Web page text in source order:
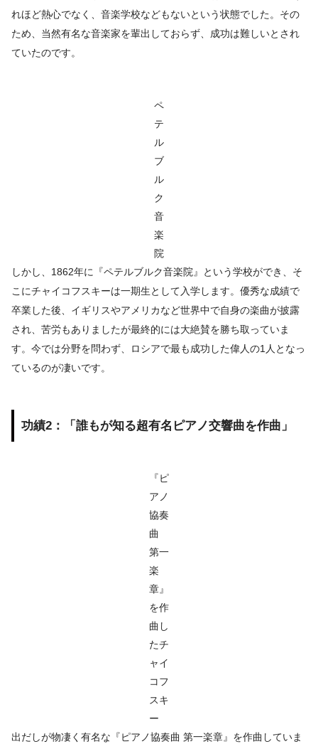
れほど熱心でなく、音楽学校などもないという状態でした。その
ため、当然有名な音楽家を輩出しておらず、成功は難しいとされ
ていたのです。
ペ
テ
ル
ブ
ル
ク
音
楽
院
しかし、1862年に『ペテルブルク音楽院』という学校ができ、そ
こにチャイコフスキーは一期生として入学します。優秀な成績で
卒業した後、イギリスやアメリカなど世界中で自身の楽曲が披露
され、苦労もありましたが最終的には大絶賛を勝ち取っていま
す。今では分野を問わず、ロシアで最も成功した偉人の1人となっ
ているのが凄いです。
功績2：「誰もが知る超有名ピアノ交響曲を作曲」
『ピ
アノ
協奏
曲
第一
楽
章』
を作
曲し
たチ
ャイ
コフ
スキ
ー
出だしが物凄く有名な『ピアノ協奏曲 第一楽章』を作曲していま